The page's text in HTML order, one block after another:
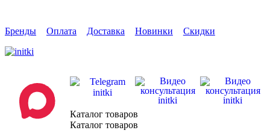
Бренды Оплата Доставка Новинки Скидки
Каталог товаров
Каталог товаров